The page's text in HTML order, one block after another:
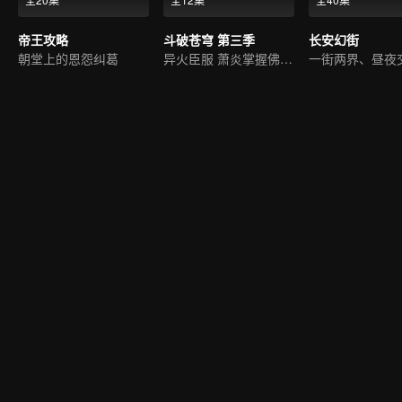
帝王攻略
朝堂上的恩怨纠葛
斗破苍穹 第三季
异火臣服 萧炎掌握佛怒火连
长安幻街
一街两界、昼夜